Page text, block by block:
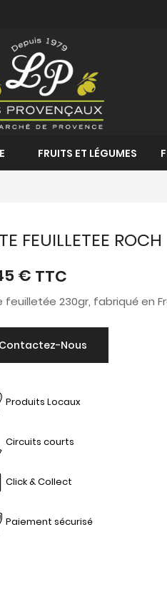
FRUITS ET LÉGUMES
FEUILLETEE ROCH
€ TTC
feuilletée 230gr, fabriqué en
Contactez-Nous
Produits Locaux
Circuits courts
Click & Collect
Paiement sécurisé